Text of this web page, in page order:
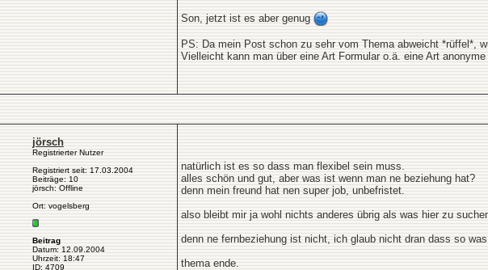
Son, jetzt ist es aber genug
PS: Da mein Post schon zu sehr vom Thema abweicht *rüffel*,
Vielleicht kann man über eine Art Formular o.ä. eine Art
jörsch
Registrierter Nutzer
Registriert seit: 17.03.2004
Beiträge: 10
jörsch: Offline
Ort: vogelsberg
Beitrag
Datum: 12.09.2004
Uhrzeit: 18:47
ID: 4709
natürlich ist es so dass man flexibel sein muss.
alles schön und gut, aber was ist wenn man ne beziehung hat?
denn mein freund hat nen super job, unbefristet.
also bleibt mir ja wohl nichts anderes übrig als was hier zu
denn ne fernbeziehung ist nicht, ich glaub nicht dran dass so
thema ende.